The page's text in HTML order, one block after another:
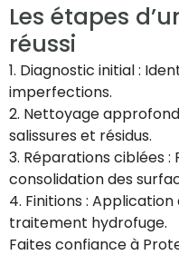
Les étapes
réussi
1. Diagnostic initial :
imperfections.
2. Nettoyage
salissures et résidus.
3. Réparations ciblées :
consolidation des
4. Finitions :
traitement hydrofuge.
Faites confiance à